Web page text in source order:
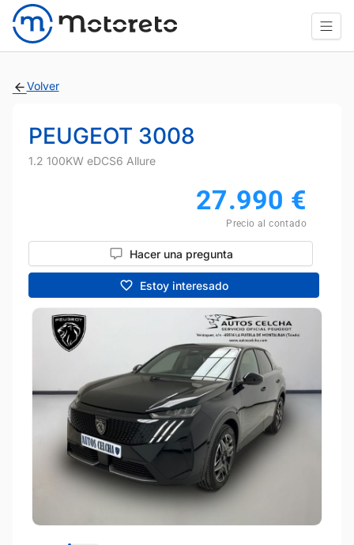
Volver
PEUGEOT 3008
1.2 100KW eDCS6 Allure
27.990 €
Precio al contado
Hacer una pregunta
Estoy interesado